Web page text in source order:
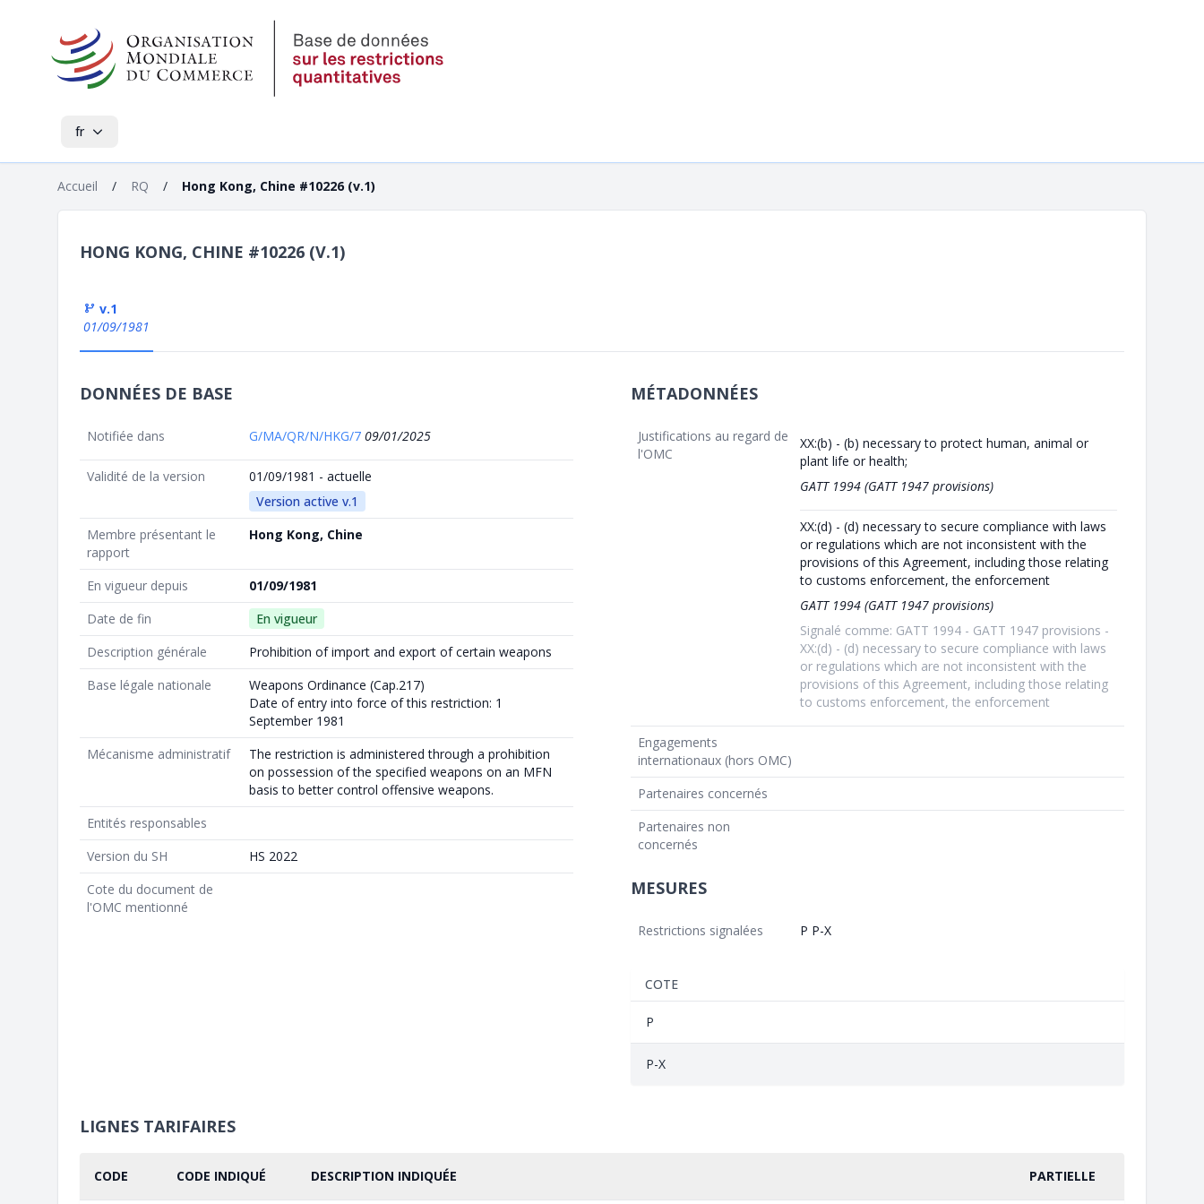
fr
Accueil / RQ / Hong Kong, Chine #10226 (v.1)
HONG KONG, CHINE #10226 (V.1)
v.1
01/09/1981
DONNÉES DE BASE
Notifiée dans G/MA/QR/N/HKG/7 09/01/2025
Validité de la version
01/09/1981 - actuelle
Version active v.1
Membre présentant le
rapport
Hong Kong, Chine
En vigueur depuis
01/09/1981
Date de fin
En vigueur
Description générale
Prohibition of import and export of certain weapons
Base légale nationale
Weapons Ordinance (Cap.217)
Date of entry into force of this restriction: 1
September 1981
Mécanisme administratif
The restriction is administered through a prohibition
on possession of the specified weapons on an MFN
basis to better control offensive weapons.
Entités responsables
Version du SH
HS 2022
Cote du document de
l'OMC mentionné
MÉTADONNÉES
Justifications au regard de
l'OMC
XX:(b) - (b) necessary to protect human, animal or
plant life or health;
GATT 1994 (GATT 1947 provisions)
XX:(d) - (d) necessary to secure compliance with laws
or regulations which are not inconsistent with the
provisions of this Agreement, including those relating
to customs enforcement, the enforcement
GATT 1994 (GATT 1947 provisions)
Signalé comme: GATT 1994 - GATT 1947 provisions -
XX:(d) - (d) necessary to secure compliance with laws
or regulations which are not inconsistent with the
provisions of this Agreement, including those relating
to customs enforcement, the enforcement
Engagements
internationaux (hors OMC)
Partenaires concernés
Partenaires non
concernés
MESURES
Restrictions signalées P P-X
COTE
P
P-X
LIGNES TARIFAIRES
CODE CODE INDIQUÉ DESCRIPTION INDIQUÉE PARTIELLE